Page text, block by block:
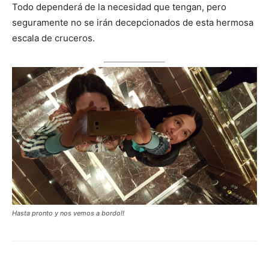
Todo dependerá de la necesidad que tengan, pero
seguramente no se irán decepcionados de esta hermosa
escala de cruceros.
Hasta pronto y nos vemos a bordo!!